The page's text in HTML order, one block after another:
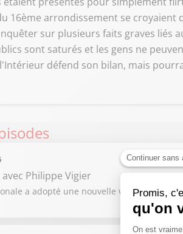
16ème arrondissement se
sur plusieurs faits graves liés
sont saturés et les gens ne
défend son bilan, mais
avec Philippe Vigier
a adopté une nouvelle version de